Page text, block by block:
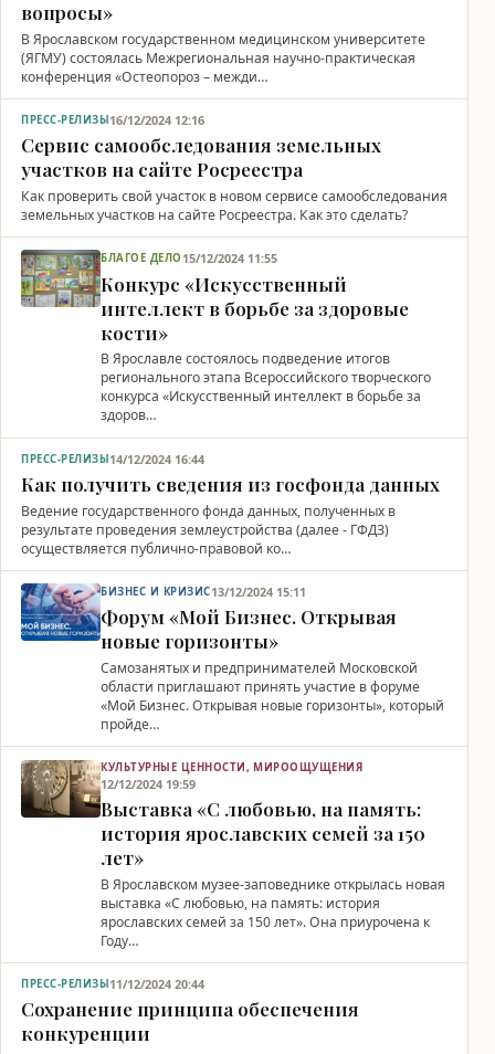
вопросы»
В Ярославском государственном медицинском университете
(ЯГМУ) состоялась Межрегиональная научно-практическая
конференция «Остеопороз – межди…
ПРЕСС-РЕЛИЗЫ 16/12/2024 12:16
Сервис самообследования земельных
участков на сайте Росреестра
Как проверить свой участок в новом сервисе самообследования
земельных участков на сайте Росреестра. Как это сделать?
БЛАГОЕ ДЕЛО 15/12/2024 11:55
Конкурс «Искусственный
интеллект в борьбе за здоровые
кости»
В Ярославле состоялось подведение итогов
регионального этапа Всероссийского творческого
конкурса «Искусственный интеллект в борьбе за
здоров…
ПРЕСС-РЕЛИЗЫ14/12/2024 16:44
Как получить сведения из госфонда данных
Ведение государственного фонда данных, полученных в
результате проведения землеустройства (далее - ГФДЗ)
осуществляется публично-правовой ко…
БИЗНЕС И КРИЗИС13/12/2024 15:11
Форум «Мой Бизнес. Открывая
новые горизонты»
Самозанятых и предпринимателей Московской
области приглашают принять участие в форуме
«Мой Бизнес. Открывая новые горизонты», который
пройде…
КУЛЬТУРНЫЕ ЦЕННОСТИ, МИРООЩУЩЕНИЯ
12/12/2024 19:59
Выставка «С любовью, на память:
история ярославских семей за 150
лет»
В Ярославском музее-заповеднике открылась новая
выставка «С любовью, на память: история
ярославских семей за 150 лет». Она приурочена к
Году…
ПРЕСС-РЕЛИЗЫ11/12/2024 20:44
Сохранение принципа обеспечения
конкуренции